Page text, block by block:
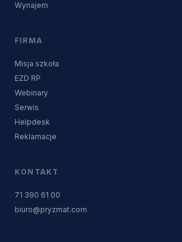
Wynajem
FIRMA
Misja szkoła
EZD RP
Webinary
Serwis
Helpdesk
Reklamacje
KONTAKT
71 390 61 00
biuro@pryzmat.com